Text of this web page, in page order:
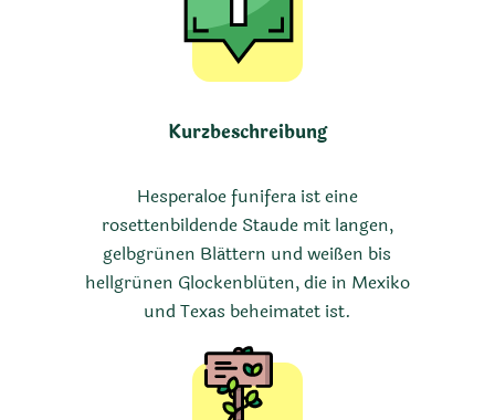
Kurzbeschreibung
Hesperaloe funifera ist eine
rosettenbildende Staude mit langen,
gelbgrünen Blättern und weißen bis
hellgrünen Glockenblüten, die in Mexiko
und Texas beheimatet ist.